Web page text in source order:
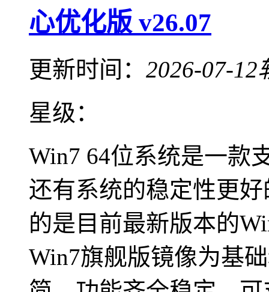
心优化版 v26.07
更新时间： 2026-07-12
星级：
Win7 64位系统是一款
还有系统的稳定性更
的是目前最新版本的
Win7旗舰版镜像为基